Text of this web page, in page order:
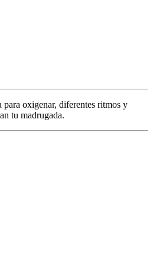
oxigenar, diferentes ritmos y
tu madrugada.